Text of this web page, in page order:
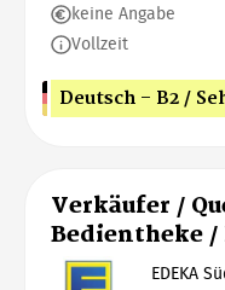
keine Angabe
Vollzeit
Deutsch - B2 /
Verkäufer /
Bedientheke
EDEKA